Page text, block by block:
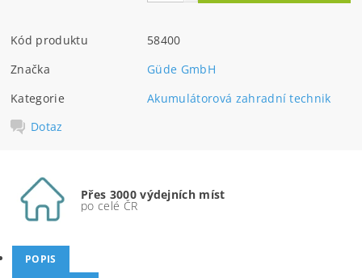
Kód produktu
58400
Značka
Güde GmbH
Kategorie
Akumulátorová zahradní technik
Dotaz
Přes 3000 výdejních míst
po celé ČR
POPIS